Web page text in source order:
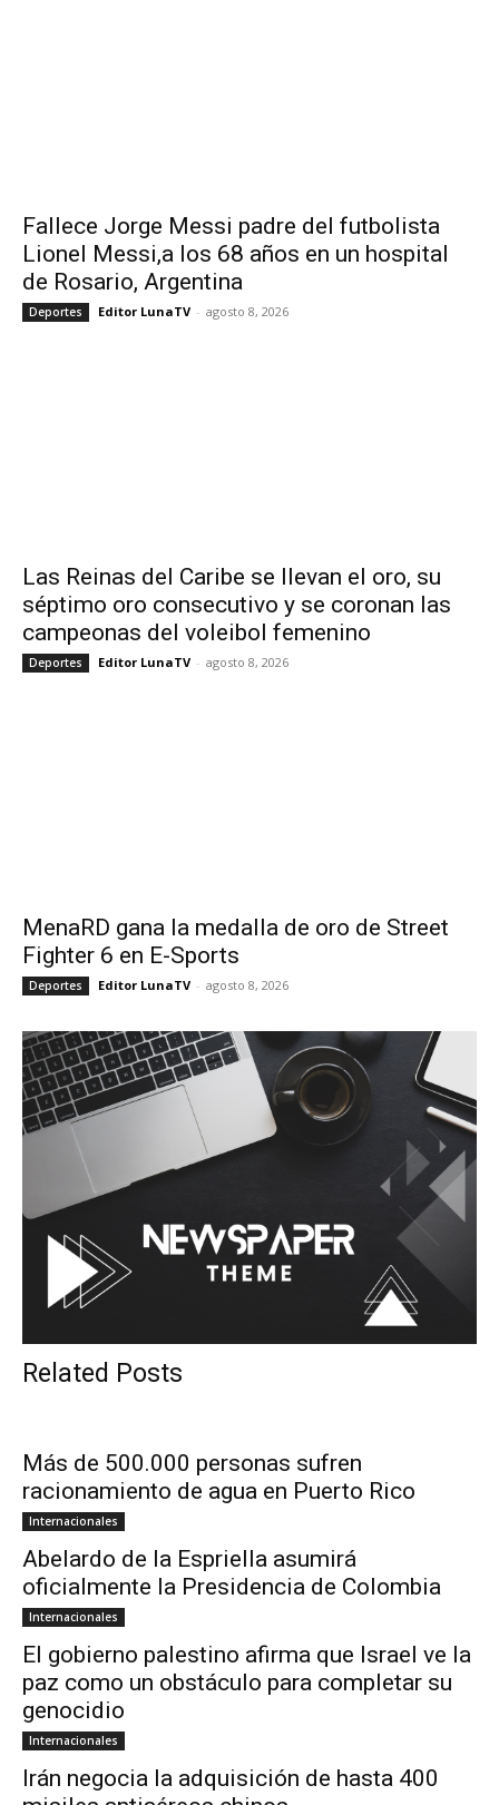
Fallece Jorge Messi padre del futbolista
Lionel Messi,a los 68 años en un hospital
de Rosario, Argentina
Deportes Editor LunaTV - agosto 8, 2026
Las Reinas del Caribe se llevan el oro, su
séptimo oro consecutivo y se coronan las
campeonas del voleibol femenino
Deportes Editor LunaTV - agosto 8, 2026
MenaRD gana la medalla de oro de Street
Fighter 6 en E-Sports
Deportes Editor LunaTV - agosto 8, 2026
Related Posts
Más de 500.000 personas sufren
racionamiento de agua en Puerto Rico
Internacionales
Abelardo de la Espriella asumirá
oficialmente la Presidencia de Colombia
Internacionales
El gobierno palestino afirma que Israel ve la
paz como un obstáculo para completar su
genocidio
Internacionales
Irán negocia la adquisición de hasta 400